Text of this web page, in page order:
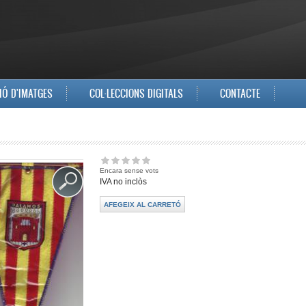
D'IMATGES COL·LECCIONS DIGITALS CONTACTE
Encara sense vots
IVA no inclòs